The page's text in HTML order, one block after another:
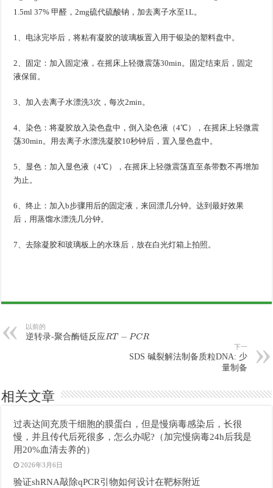
1.5ml 37% 甲醛，2mg硫代硫酸钠，加去离子水至1L。
1、电泳完毕后，将粘有凝胶的玻璃板置入用于银染的塑料盘中。
2、固定：加入固定液，在摇床上轻微震荡30min。固定结束后，固定
液保留。
3、加入去离子水漂洗3次，每次2min。
4、染色：将凝胶放入染色盘中，倒入染色液（4℃），在摇床上轻微震
荡30min。用去离子水漂洗凝胶10秒钟后，置入显色盘中。
5、显色：加入显色液（4℃），在摇床上轻微震荡直至条带数不再增加
为止。
6、终止：加入b步骤用后的固定液，来回漂几分钟。达到最好效果
后，用蒸馏水漂洗几分钟。
7、去除凝胶和玻璃板上的水珠后，放在白光灯箱上拍照。
以前的
逆转录-聚合酶链反应RT− CR
下一
SDS 碱裂解法制备质粒DNA: 少
量制备
相关文章
过表达间充质干细胞的膜蛋白，但是慢病毒感染后，长很
慢，并且传代后死很多，怎么办呢?（加完慢病毒24h后我是
用20%血清去养的）
2026年3月6日
验证shRNA敲除qPCR引物如何设计在靶标附近